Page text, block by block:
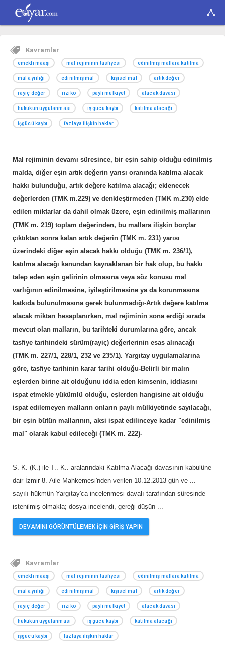
Kavramlar
emekli maaşı mal rejiminin tasfiyesi edinilmiş mallara katılma
mal ayrılığı edinilmiş mal kişisel mal artık değer
rayiç değer riziko paylı mülkiyet alacak davası
hukukun uygulanması iş gücü kaybı katılma alacağı
işgücü kaybı fazlaya ilişkin haklar
Mal rejiminin devamı süresince, bir eşin sahip olduğu edinilmiş
malda, diğer eşin artık değerin yarısı oranında katılma alacak
hakkı bulunduğu, artık değere katılma alacağı; eklenecek
değerlerden (TMK m.229) ve denkleştirmeden (TMK m.230) elde
edilen miktarlar da dahil olmak üzere, eşin edinilmiş mallarının
(TMK m. 219) toplam değerinden, bu mallara ilişkin borçlar
çıktıktan sonra kalan artık değerin (TMK m. 231) yarısı
üzerindeki diğer eşin alacak hakkı olduğu (TMK m. 236/1),
katılma alacağı kanundan kaynaklanan bir hak olup, bu hakkı
talep eden eşin gelirinin olmasına veya söz konusu mal
varlığının edinilmesine, iyileştirilmesine ya da korunmasına
katkıda bulunulmasına gerek bulunmadığı-Artık değere katılma
alacak miktarı hesaplanırken, mal rejiminin sona erdiği sırada
mevcut olan malların, bu tarihteki durumlarına göre, ancak
tasfiye tarihindeki sürüm(rayiç) değerlerinin esas alınacağı
(TMK m. 227/1, 228/1, 232 ve 235/1). Yargıtay uygulamalarına
göre, tasfiye tarihinin karar tarihi olduğu-Belirli bir malın
eşlerden birine ait olduğunu iddia eden kimsenin, iddiasını
ispat etmekle yükümlü olduğu, eşlerden hangisine ait olduğu
ispat edilemeyen malların onların paylı mülkiyetinde sayılacağı,
bir eşin bütün mallarının, aksi ispat edilinceye kadar "edinilmiş
mal" olarak kabul edileceği (TMK m. 222)-
S. K. (K.) ile T.. K.. aralarındaki Katılma Alacağı davasının kabulüne
dair İzmir 8. Aile Mahkemesi'nden verilen 10.12.2013 gün ve ...
sayılı hükmün Yargıtay'ca incelenmesi davalı tarafından süresinde
istenilmiş olmakla; dosya incelendi, gereği düşün ...
DEVAMINI GÖRÜNTÜLEMEK İÇİN GİRİŞ YAPIN
Kavramlar
emekli maaşı mal rejiminin tasfiyesi edinilmiş mallara katılma
mal ayrılığı edinilmiş mal kişisel mal artık değer
rayiç değer riziko paylı mülkiyet alacak davası
hukukun uygulanması iş gücü kaybı katılma alacağı
işgücü kaybı fazlaya ilişkin haklar